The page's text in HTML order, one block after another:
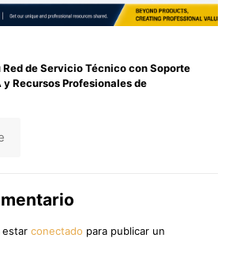
Red de Servicio Técnico con Soporte
y Recursos Profesionales de
estar conectado para publicar un